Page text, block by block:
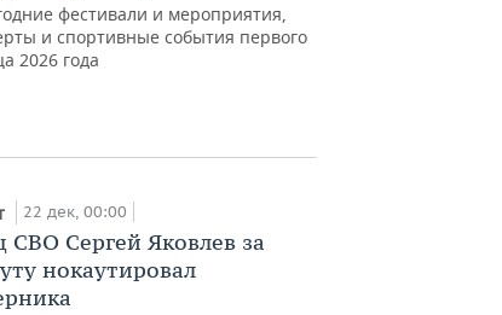
фестивали и мероприятия,
и спортивные события первого
2026 года
22 дек, 00:00
СВО Сергей Яковлев за
нокаутировал